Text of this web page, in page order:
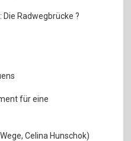
Radwegbrücke ?
für eine
Celina Hunschok)